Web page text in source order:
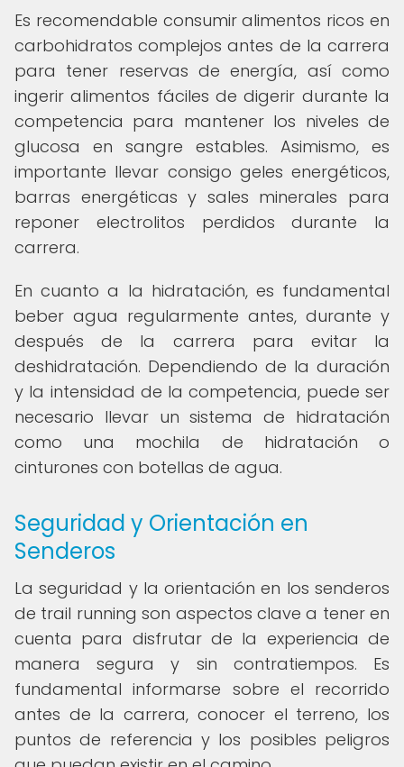
Es recomendable consumir alimentos ricos en
carbohidratos complejos antes de la carrera
para tener reservas de energía, así como
ingerir alimentos fáciles de digerir durante la
competencia para mantener los niveles de
glucosa en sangre estables. Asimismo, es
importante llevar consigo geles energéticos,
barras energéticas y sales minerales para
reponer electrolitos perdidos durante la
carrera.
En cuanto a la hidratación, es fundamental
beber agua regularmente antes, durante y
después de la carrera para evitar la
deshidratación. Dependiendo de la duración
y la intensidad de la competencia, puede ser
necesario llevar un sistema de hidratación
como una mochila de hidratación o
cinturones con botellas de agua.
Seguridad y Orientación en
Senderos
La seguridad y la orientación en los senderos
de trail running son aspectos clave a tener en
cuenta para disfrutar de la experiencia de
manera segura y sin contratiempos. Es
fundamental informarse sobre el recorrido
antes de la carrera, conocer el terreno, los
puntos de referencia y los posibles peligros